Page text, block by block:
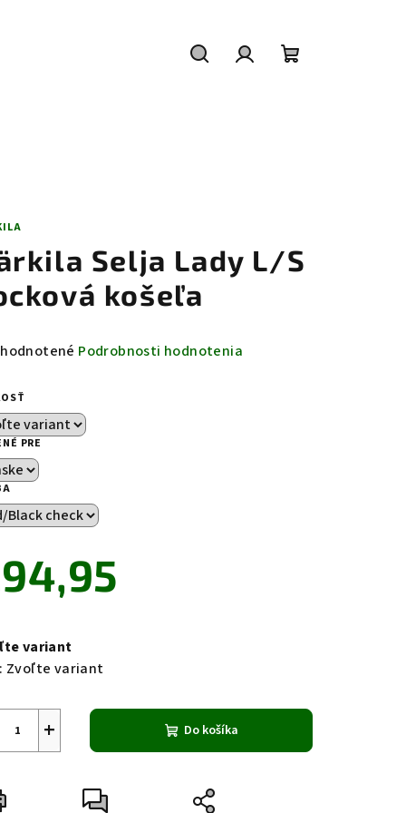
Selja Lady L/S
košeľa
Podrobnosti hodnotenia
PRE
variant
Zvoľte variant
+ Do košíka